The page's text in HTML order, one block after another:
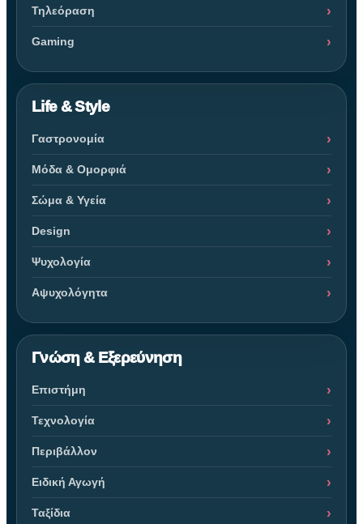
Τηλεόραση
Gaming
Life & Style
Γαστρονομία
Μόδα & Ομορφιά
Σώμα & Υγεία
Design
Ψυχολογία
Αψυχολόγητα
Γνώση & Εξερεύνηση
Επιστήμη
Τεχνολογία
Περιβάλλον
Ειδική Αγωγή
Ταξίδια